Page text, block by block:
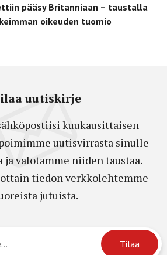
pääsy Britanniaan – taustalla
oikeuden tuomio
uutiskirje
kuukausittaisen
uutisvirrasta sinulle
valotamme niiden taustaa.
tiedon verkkolehtemme
jutuista.